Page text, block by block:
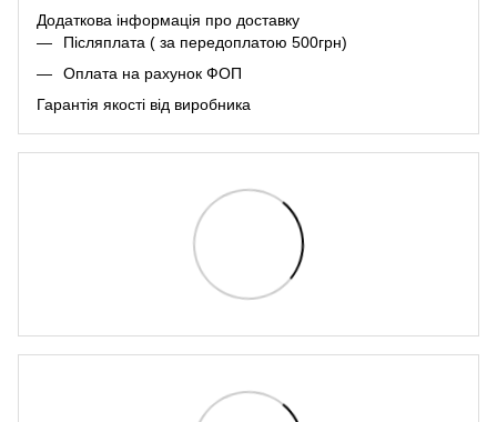
Додаткова інформація про доставку
Післяплата ( за передоплатою 500грн)
Оплата на рахунок ФОП
Гарантія якості від виробника